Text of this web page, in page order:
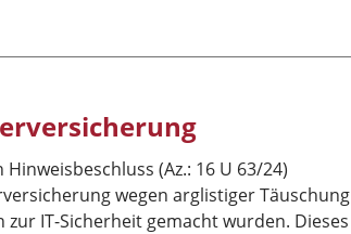
(Az.: 16 U 63/24)
wegen arglistiger Täuschung
IT-Sicherheit gemacht wurden. Dieses